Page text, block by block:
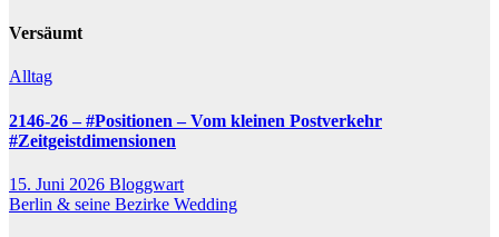
Versäumt
Alltag
2146-26 – #Positionen – Vom kleinen Postverkehr
#Zeitgeistdimensionen
15. Juni 2026 Bloggwart
Berlin & seine Bezirke Wedding